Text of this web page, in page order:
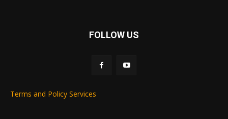
FOLLOW US
Terms and Policy Services